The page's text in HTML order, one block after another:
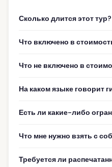
Сколько длится этот тур?
Что включено в
Что не включено в
На каком языке говорит
Есть ли какие-либо
Что мне нужно взять с
Требуется ли